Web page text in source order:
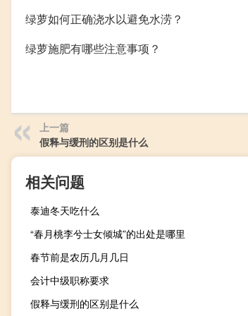
绿萝如何正确浇水以避免水涝？
绿萝施肥有哪些注意事项？
上一篇
假释与缓刑的区别是什么
相关问题
泰迪冬天吃什么
“春月桃李兮士女倾城”的出处是哪里
春节前是农历几月几日
会计中级职称要求
假释与缓刑的区别是什么